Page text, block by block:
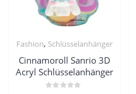
Fashion, Schlüsselanhänger
Cinnamoroll Sanrio 3D
Acryl Schlüsselanhänger